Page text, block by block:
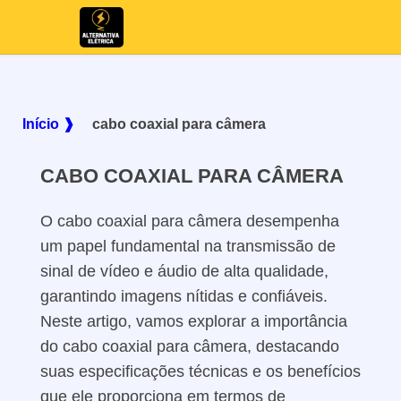
Início ❱ cabo coaxial para câmera
CABO COAXIAL PARA CÂMERA
O cabo coaxial para câmera desempenha
um papel fundamental na transmissão de
sinal de vídeo e áudio de alta qualidade,
garantindo imagens nítidas e confiáveis.
Neste artigo, vamos explorar a importância
do cabo coaxial para câmera, destacando
suas especificações técnicas e os benefícios
que ele proporciona em termos de